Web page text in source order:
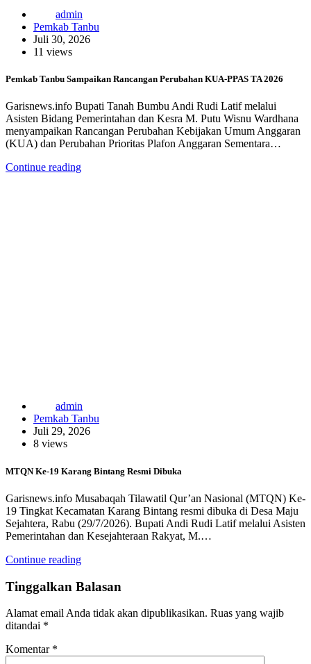
admin
Pemkab Tanbu
Juli 30, 2026
11 views
Pemkab Tanbu Sampaikan Rancangan Perubahan KUA-PPAS TA 2026
Garisnews.info Bupati Tanah Bumbu Andi Rudi Latif melalui
Asisten Bidang Pemerintahan dan Kesra M. Putu Wisnu Wardhana
menyampaikan Rancangan Perubahan Kebijakan Umum Anggaran
(KUA) dan Perubahan Prioritas Plafon Anggaran Sementara…
Continue reading
admin
Pemkab Tanbu
Juli 29, 2026
8 views
MTQN Ke-19 Karang Bintang Resmi Dibuka
Garisnews.info Musabaqah Tilawatil Qur’an Nasional (MTQN) Ke-
19 Tingkat Kecamatan Karang Bintang resmi dibuka di Desa Maju
Sejahtera, Rabu (29/7/2026). Bupati Andi Rudi Latif melalui Asisten
Pemerintahan dan Kesejahteraan Rakyat, M.…
Continue reading
Tinggalkan Balasan
Alamat email Anda tidak akan dipublikasikan. Ruas yang wajib
ditandai *
Komentar *